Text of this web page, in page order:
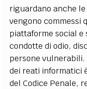
riguardano anche
vengono commessi
piattaforme social
condotte di odio,
persone vulnerabili.
dei reati informatici
del Codice Penale,